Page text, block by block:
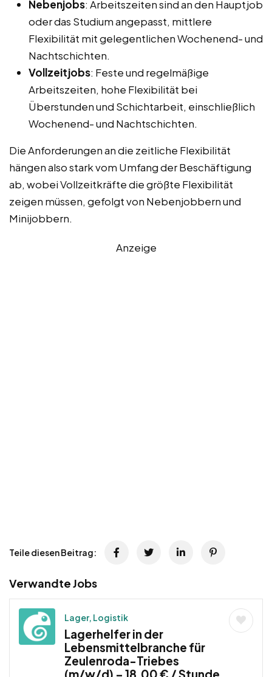
Nebenjobs: Arbeitszeiten sind an den Hauptjob
oder das Studium angepasst, mittlere
Flexibilität mit gelegentlichen Wochenend- und
Nachtschichten.
Vollzeitjobs: Feste und regelmäßige
Arbeitszeiten, hohe Flexibilität bei
Überstunden und Schichtarbeit, einschließlich
Wochenend- und Nachtschichten.
Die Anforderungen an die zeitliche Flexibilität
hängen also stark vom Umfang der Beschäftigung
ab, wobei Vollzeitkräfte die größte Flexibilität
zeigen müssen, gefolgt von Nebenjobbern und
Minijobbern.
Anzeige
Teile diesen Beitrag:
Verwandte Jobs
Lager, Logistik
Lagerhelfer in der
Lebensmittelbranche für
Zeulenroda-Triebes
(m/w/d) – 18,00 € / Stunde